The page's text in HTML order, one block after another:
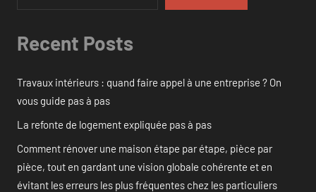
Recent Posts
Travaux intérieurs : quand faire appel à une entreprise ? On
vous guide pas à pas
La refonte de logement expliquée pas à pas
Comment rénover une maison étape par étape, pièce par
pièce, tout en gardant une vision globale cohérente et en
évitant les erreurs les plus fréquentes chez les particuliers